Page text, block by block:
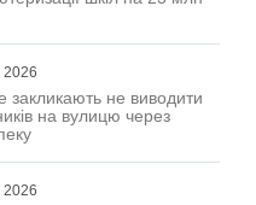
закликають не виводити
на вулицю через